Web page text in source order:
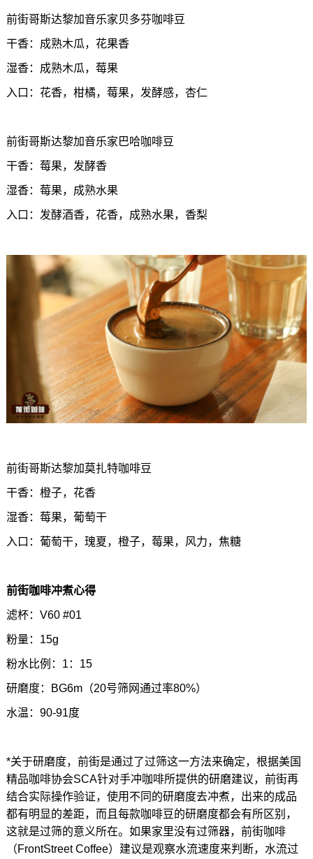
前街哥斯达黎加音乐家贝多芬咖啡豆
干香：成熟木瓜，花果香
湿香：成熟木瓜，莓果
入口：花香，柑橘，莓果，发酵感，杏仁
前街哥斯达黎加音乐家巴哈咖啡豆
干香：莓果，发酵香
湿香：莓果，成熟水果
入口：发酵酒香，花香，成熟水果，香梨
前街哥斯达黎加莫扎特咖啡豆
干香：橙子，花香
湿香：莓果，葡萄干
入口：葡萄干，瑰夏，橙子，莓果，风力，焦糖
前街咖啡冲煮心得
滤杯：V60 #01
粉量：15g
粉水比例：1：15
研磨度：BG6m（20号筛网通过率80%）
水温：90-91度
*关于研磨度，前街是通过了过筛这一方法来确定，根据美国
精品咖啡协会SCA针对手冲咖啡所提供的研磨建议，前街再
结合实际操作验证，使用不同的研磨度去冲煮，出来的成品
都有明显的差距，而且每款咖啡豆的研磨度都会有所区别，
这就是过筛的意义所在。如果家里没有过筛器，前街咖啡
（FrontStreet Coffee）建议是观察水流速度来判断，水流过